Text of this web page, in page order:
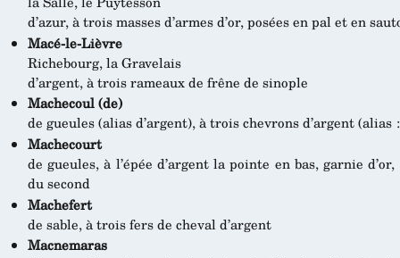
d’azur, à trois masses d’armes d’or, posées en pal et en
Macé-le-Lièvre
Richebourg, la Gravelais
d’argent, à trois rameaux de frêne de sinople
Machecoul (de)
de gueules (alias d’argent), à trois chevrons d’argent (alias
Machecourt
de gueules, à l’épée d’argent la pointe en bas, garnie
du second
Machefert
de sable, à trois fers de cheval d’argent
Macnemaras